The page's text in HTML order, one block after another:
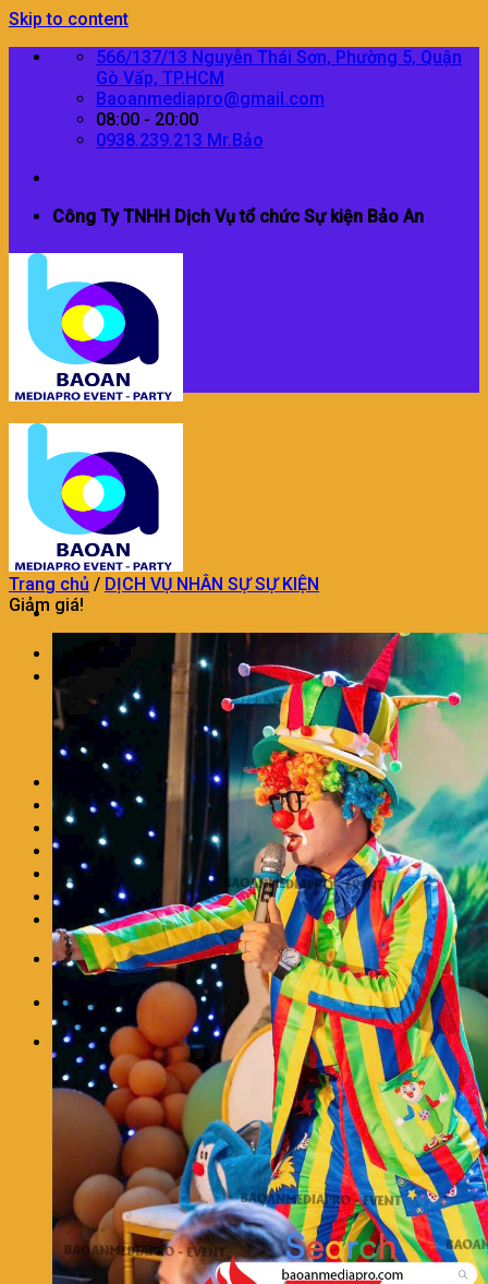
Skip to content
566/137/13 Nguyễn Thái Sơn, Phường 5, Quận
Gò Vấp, TP.HCM
Baoanmediapro@gmail.com
08:00 - 20:00
0938.239.213 Mr.Bảo
Công Ty TNHH Dịch Vụ tổ chức Sự kiện Bảo An
TỔ CHỨC SỰ KIỆN
TỔ CHỨC SỰ KIỆN KHAI TRƯƠNG
DỊCH VỤ TỔ CHỨC SINH NHẬT
DỊCH VỤ TỔ CHỨC TRUNG THU
TỔ CHỨC SỰ KIỆN TRON GÓI KHÁC
TRANG TRÍ THÔI NÔI SINH NHẬT
DỊCH VỤ MÚA LÂN CHUYÊN NGHIỆP
DỊCH VỤ TRANG TRÍ KHAI TRƯƠNG
DỊCH VỤ NHÂN SỰ SỰ KIỆN
CHO THUÊ ÂM THANH ÁNH SÁNG
LIÊN HỆ
BÁO GIÁ
0
Giỏ hàng
Chưa có sản phẩm trong giỏ hàng.
Trang chủ / DỊCH VỤ NHÂN SỰ SỰ KIỆN
Giảm giá!